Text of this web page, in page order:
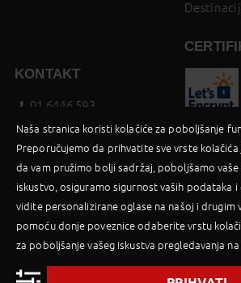
KONTAKT
01 6446 593
booking@palma-travel.hr
Poslovnica
Facebook
B2B Login
Naša stranica koristi kolačiće za poboljšanje
Preporučujemo da prihvatite sve vrste
da vam pružimo bolji sadržaj, poboljšamo
iskustvo, osiguramo sigurnost vaših podataka i
vidite personalizirane oglase na našoj i drugim
pomoću donje poveznice odaberite vrstu
za poboljšanje vašeg iskustva pregledavanja na